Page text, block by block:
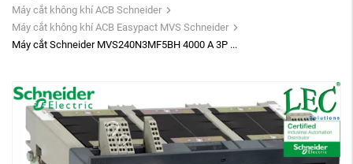
Máy cắt không khí ACB Schneider
Máy cắt không khí ACB Easypact MVS Schneider
Máy cắt Schneider MVS240N3MF5BH 4000 A 3P ...